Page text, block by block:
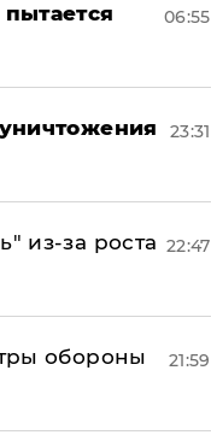
06:55
23:31
из-за роста 22:47
обороны
21:59